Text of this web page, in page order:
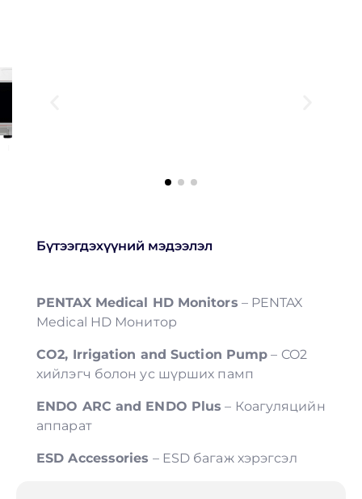
Бүтээгдэхүүний мэдээлэл
PENTAX Medical HD Monitors – PENTAX
Medical HD Монитор
CO2, Irrigation and Suction Pump – CO2
хийлэгч болон ус шүрших памп
ENDO ARC and ENDO Plus – Коагуляцийн
аппарат
ESD Accessories – ESD багаж хэрэгсэл